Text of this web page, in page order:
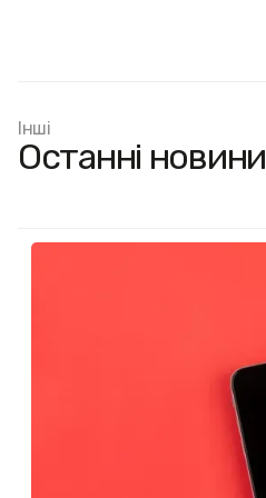
Інші
Останні новини